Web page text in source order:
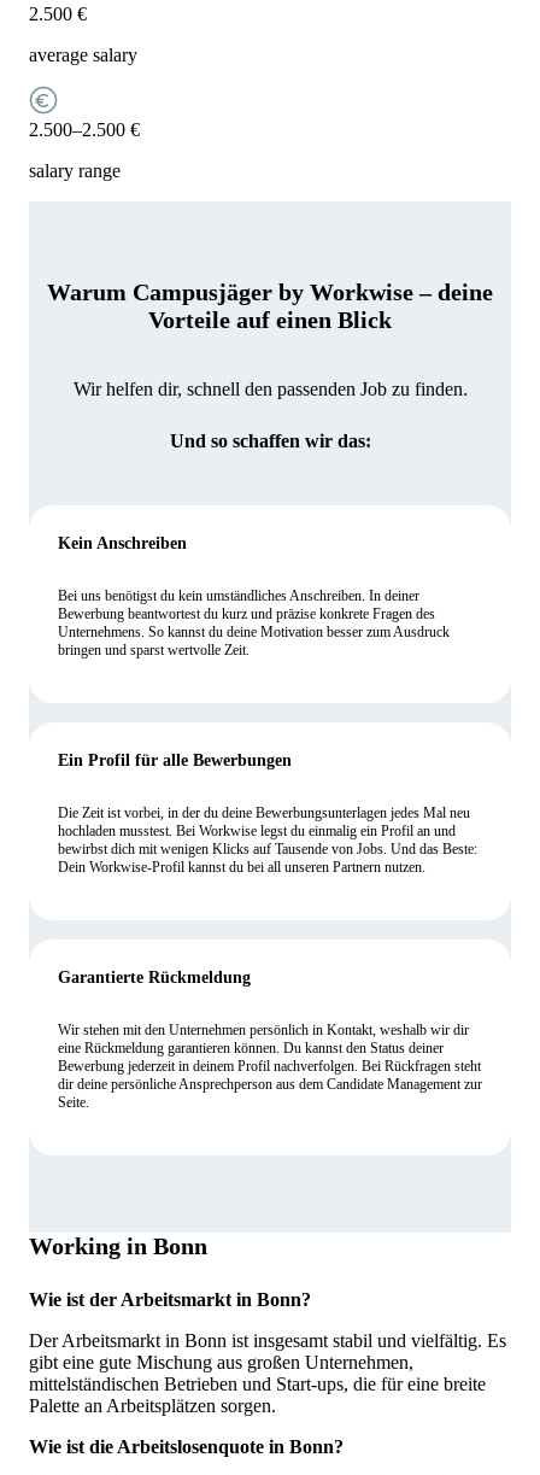
2.500 €
average salary
2.500–2.500 €
salary range
Warum Campusjäger by Workwise – deine
Vorteile auf einen Blick
Wir helfen dir, schnell den passenden Job zu finden.
Und so schaffen wir das:
Kein Anschreiben
Bei uns benötigst du kein umständliches Anschreiben. In deiner
Bewerbung beantwortest du kurz und präzise konkrete Fragen des
Unternehmens. So kannst du deine Motivation besser zum Ausdruck
bringen und sparst wertvolle Zeit.
Ein Profil für alle Bewerbungen
Die Zeit ist vorbei, in der du deine Bewerbungsunterlagen jedes Mal neu
hochladen musstest. Bei Workwise legst du einmalig ein Profil an und
bewirbst dich mit wenigen Klicks auf Tausende von Jobs. Und das Beste:
Dein Workwise-Profil kannst du bei all unseren Partnern nutzen.
Garantierte Rückmeldung
Wir stehen mit den Unternehmen persönlich in Kontakt, weshalb wir dir
eine Rückmeldung garantieren können. Du kannst den Status deiner
Bewerbung jederzeit in deinem Profil nachverfolgen. Bei Rückfragen steht
dir deine persönliche Ansprechperson aus dem Candidate Management zur
Seite.
Working in Bonn
Wie ist der Arbeitsmarkt in Bonn?
Der Arbeitsmarkt in Bonn ist insgesamt stabil und vielfältig. Es
gibt eine gute Mischung aus großen Unternehmen,
mittelständischen Betrieben und Start-ups, die für eine breite
Palette an Arbeitsplätzen sorgen.
Wie ist die Arbeitslosenquote in Bonn?